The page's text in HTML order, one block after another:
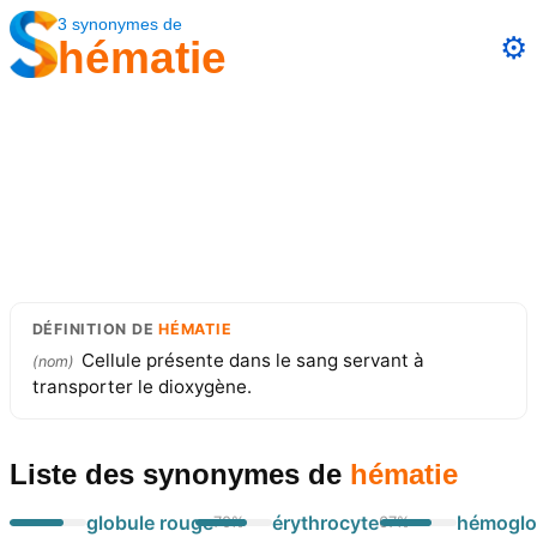
3 synonymes de
hématie ⚙️
DÉFINITION DEHÉMATIE
(nom) Cellule présente dans le sang servant à
transporter le dioxygène.
Liste des synonymes de hématie
globule rouge70% érythrocyte67%